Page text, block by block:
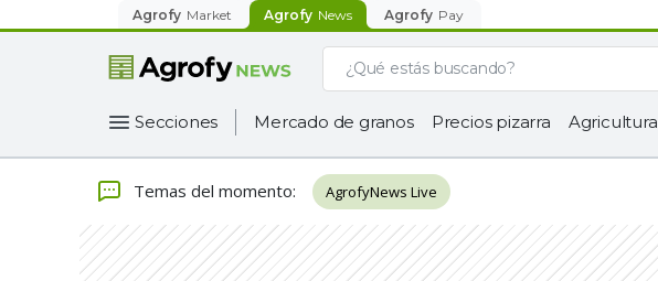
Agrofy Market Agrofy News Agrofy Pay
Secciones Mercado de granos Precios pizarra Agricultura
Temas del momento: AgrofyNews Live